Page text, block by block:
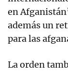
en
además un
para las
La orden